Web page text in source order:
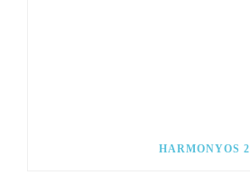
HARMONYOS 2